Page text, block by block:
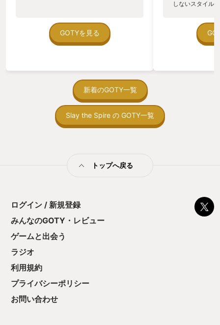
GOTYを見る
しないスタイル
ていた。 ただ
在を知ってから
う。気になる。
がない少しだけ
型のローグライ
をクリアしたら
う気持ちを揺る
新着のGOTY一覧
Slay the Spire の GOTY一覧
トップへ戻る
ログイン / 新規登録
みんなのGOTY・レビュー
ゲームと出会う
ラジオ
利用規約
プライバシーポリシー
お問い合わせ